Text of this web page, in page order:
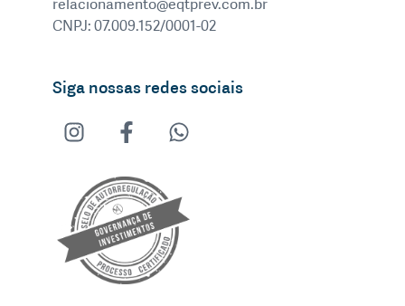
relacionamento@eqtprev.com.br
CNPJ: 07.009.152/0001-02
Siga nossas redes sociais